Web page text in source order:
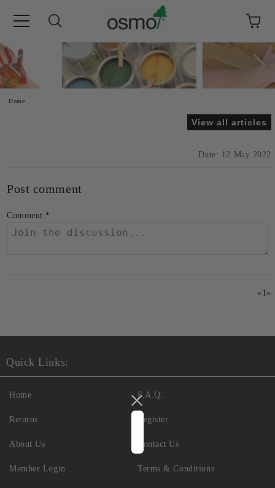
Home
View all articles
Date: 12 May 2022
Post comment
Comment:*
« 1»
Quick Links:
Home
Returns
About Us
Member Login
F.A.Q.
Register
Contact Us
Terms & Conditions